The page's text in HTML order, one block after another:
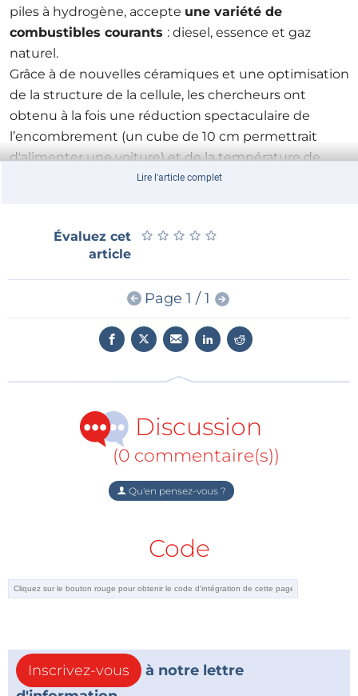
piles à hydrogène, accepte une variété de
combustibles courants : diesel, essence et gaz
naturel.
Grâce à de nouvelles céramiques et une optimisation
de la structure de la cellule, les chercheurs ont
obtenu à la fois une réduction spectaculaire de
l’encombrement (un cube de10 cm permettrait
d'alimenter une voiture) et de la température de
fonctionnement (650 ° C) et un décuplement de
L'objectif suivant sera d'abaisser la température à des
valeurs encore plus pratiques,de l'ordre de 350° C,
pour raccourcir le temps de montée en température
et réduire les coûts d'isolation thermique. En
pratique, cependant, il faudra encore une batterie
piles à combustible, aussi bien pour ce qui concerne
La commercialisation de la technologie est en cours,
on n'en saura sans doute pas davantage pour
Lire l'article complet
Évaluez cet
article
★ ★ ★ ★ ★
★ ★ ★ ★ ★
Page 1 / 1
Discussion
(0 commentaire(s))
Qu'en pensez-vous ?
Code
Inscrivez-vous
à notre lettre